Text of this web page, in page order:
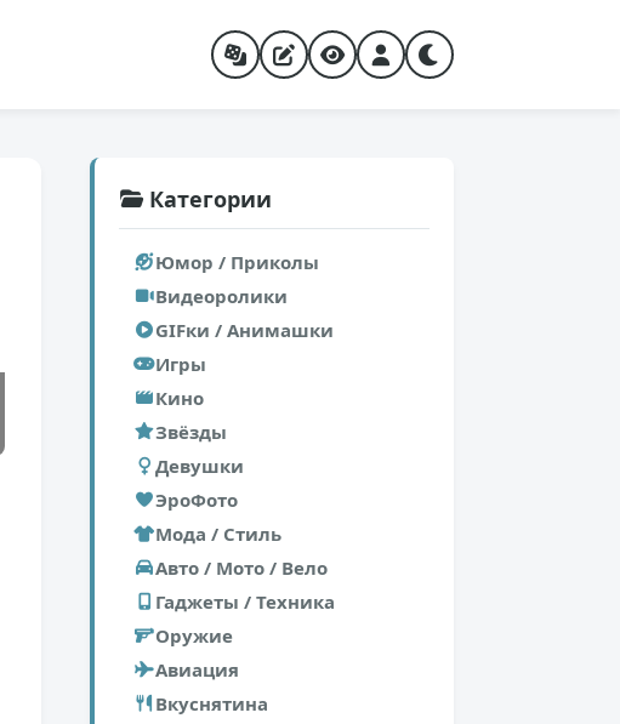
Категории
Юмор / Приколы
Видеоролики
GIFки / Анимашки
Игры
Кино
Звёзды
Девушки
ЭроФото
Мода / Стиль
Авто / Мото / Вело
Гаджеты / Техника
Оружие
Авиация
Вкуснятина